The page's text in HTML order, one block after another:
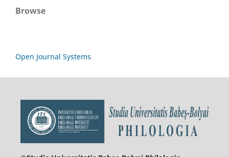
Browse
Open Journal Systems